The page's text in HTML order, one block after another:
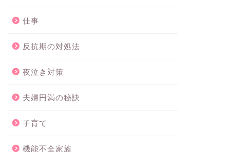
仕事
反抗期の対処法
夜泣き対策
夫婦円満の秘訣
子育て
機能不全家族